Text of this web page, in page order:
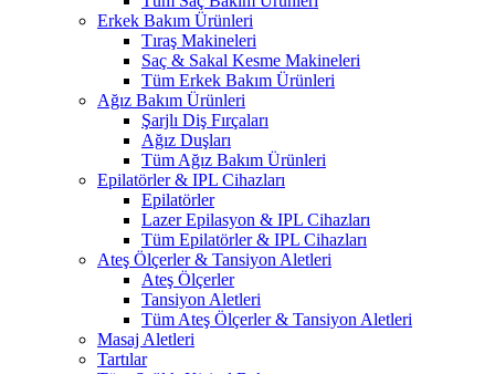
Erkek Bakım Ürünleri
Tıraş Makineleri
Saç & Sakal Kesme Makineleri
Tüm Erkek Bakım Ürünleri
Ağız Bakım Ürünleri
Şarjlı Diş Fırçaları
Ağız Duşları
Tüm Ağız Bakım Ürünleri
Epilatörler & IPL Cihazları
Epilatörler
Lazer Epilasyon & IPL Cihazları
Tüm Epilatörler & IPL Cihazları
Ateş Ölçerler & Tansiyon Aletleri
Ateş Ölçerler
Tansiyon Aletleri
Tüm Ateş Ölçerler & Tansiyon Aletleri
Masaj Aletleri
Tartılar